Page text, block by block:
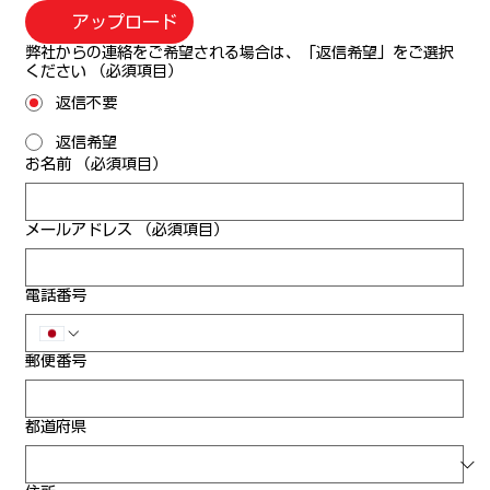
アップロード
弊社からの連絡をご希望される場合は、「返信希望」をご選択
ください
（必須項目）
返信不要
返信希望
お名前
（必須項目）
メールアドレス （必須項目）
電話番号
郵便番号
都道府県